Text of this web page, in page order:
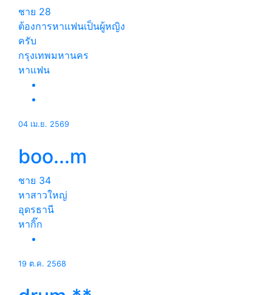
ชาย 28
ต้องการหาแฟนเป็นผู้หญิง
ครับ
กรุงเทพมหานคร
หาแฟน
04 เม.ย. 2569
boo...m
ชาย 34
หาสาวใหญ่
อุดรธานี
หากิ๊ก
19 ต.ค. 2568